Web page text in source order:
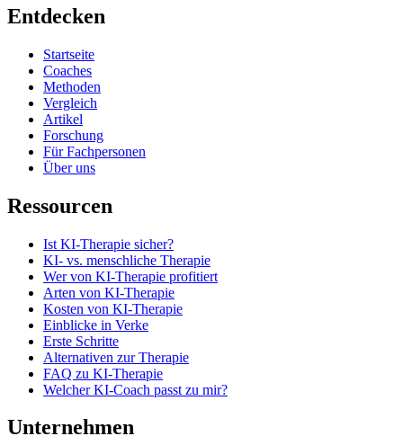
Entdecken
Startseite
Coaches
Methoden
Vergleich
Artikel
Forschung
Für Fachpersonen
Über uns
Ressourcen
Ist KI-Therapie sicher?
KI- vs. menschliche Therapie
Wer von KI-Therapie profitiert
Arten von KI-Therapie
Kosten von KI-Therapie
Einblicke in Verke
Erste Schritte
Alternativen zur Therapie
FAQ zu KI-Therapie
Welcher KI-Coach passt zu mir?
Unternehmen